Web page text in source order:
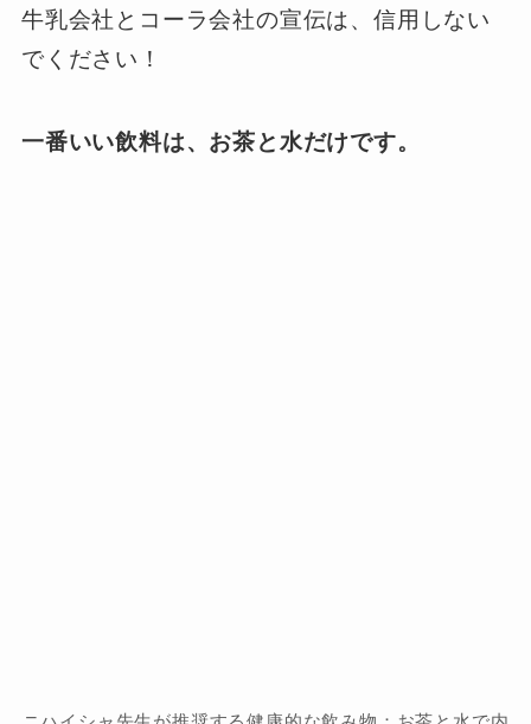
牛乳会社とコーラ会社の宣伝は、信用しない
でください！
一番いい飲料は、お茶と水だけです。